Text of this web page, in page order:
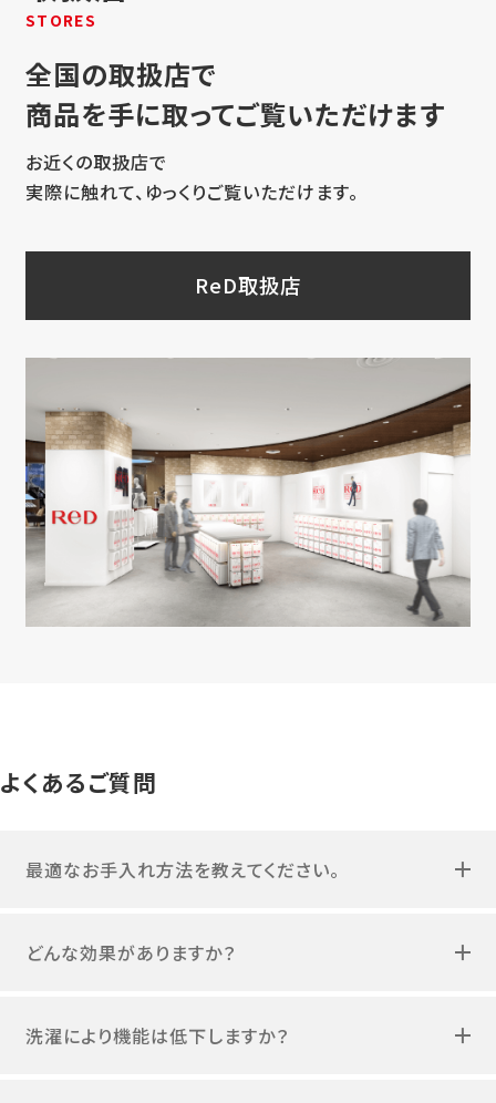
STORES
全国の取扱店で
商品を手に取ってご覧いただけます
お近くの取扱店で
実際に触れて、ゆっくりご覧いただけます。
ReD取扱店
よくあるご質問
最適なお手入れ方法を教えてください。
どんな効果がありますか？
洗濯により機能は低下しますか？